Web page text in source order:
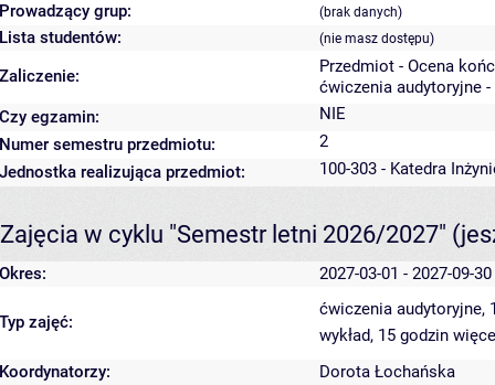
Prowadzący grup:
(brak danych)
Lista studentów: (nie masz dostępu)
Zaliczenie:
Przedmiot - Ocena
ćwiczenia audytoryjne
Czy egzamin:
NIE
Numer semestru przedmiotu:
2
Jednostka realizująca przedmiot:
100-303 - Katedra
Zajęcia w cyklu "Semestr letni 2026/2027"
Okres: 2027-03-01 - 2027-09-30
Typ zajęć:
ćwiczenia audytoryjne,
wykład, 15 godzin
Koordynatorzy:
Dorota Łochańska